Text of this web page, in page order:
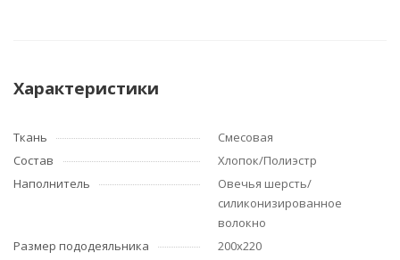
Характеристики
Ткань
Смесовая
Состав
Хлопок/Полиэстр
Наполнитель
Овечья шерсть/
силиконизированное
волокно
Размер пододеяльника
200х220